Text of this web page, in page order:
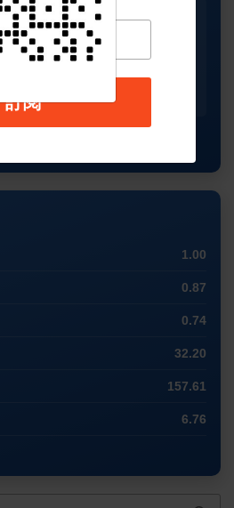
星期三
☀️
19°
星期四
☀️
24°
20°
1.00
0.87
0.74
32.20
157.61
6.76
訂閱